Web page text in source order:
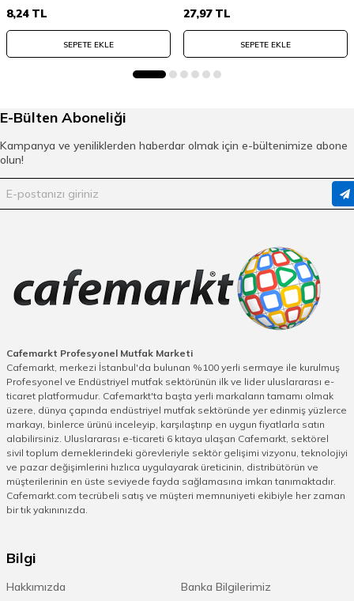
8,24TL
SEPETE EKLE
27,97TL
SEPETE EKLE
E-Bülten Aboneliği
Kampanya ve yeniliklerden haberdar olmak için e-bültenimize abone
olun!
Cafemarkt Profesyonel Mutfak Marketi
Cafemarkt, merkezi İstanbul'da bulunan %100 yerli sermaye ile kurulmuş
Profesyonel ve Endüstriyel mutfak sektörünün ilk ve lider uluslararası e-
ticaret platformudur. Cafemarkt'ta başta yerli markaların tamamı olmak
üzere, dünya çapında endüstriyel mutfak sektöründe yer edinmiş yüzlerce
markayı, binlerce ürünü inceleyip, karşılaştırıp en uygun fiyatlarla satın
alabilirsiniz. Uluslararası e-ticareti 6 kıtaya ulaşan Cafemarkt, sektörel
sivil toplum derneklerindeki görevleriyle sektör gelişimi vizyonu, teknolojiyi
ve pazar değişimlerini hızlıca uygulayarak üreticinin, distribütörün ve
müşterilerinin en üste seviyede fayda sağlamasına imkan tanımaktadır.
Cafemarkt.com tecrübeli satış ve müşteri memnuniyeti ekibiyle her zaman
bir tık yakınınızda.
Bilgi
Hakkımızda
Banka Bilgilerimiz